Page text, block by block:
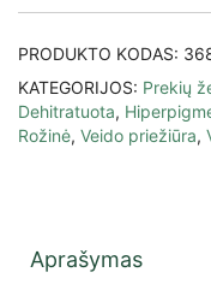
PRODUKTO KODAS:
KATEGORIJOS: Prekių
Dehitratuota,
Rožinė, Veido priežiūra,
Aprašymas